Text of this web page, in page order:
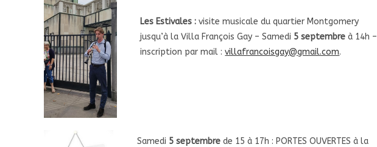
Les Estivales :visite musicale du quartier Montgomery
jusqu’à la Villa François Gay – Samedi 5 septembre à 14h –
inscription par mail :villafrancoisgay@gmail.com.
Samedi 5 septembrede 15 à 17h : PORTES OUVERTES à la